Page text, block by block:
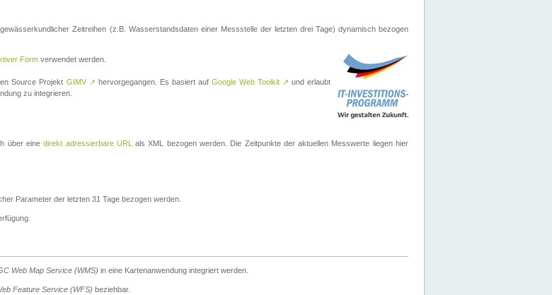
Zeitreihen (z.B. Wasserstandsdaten einer Messstelle der letzten drei Tage) dynamisch bezogen
Form verwendet werden.
Source Projekt GIMV ↗ hervorgegangen. Es basiert auf Google Web Toolkit ↗ und erlaubt
zu integrieren.
über einedirekt adressierbare URL
als XML bezogen werden. Die Zeitpunkte der aktuellen Messwerte liegen hier
Parameter der letzten 31 Tage bezogen werden.
Web Map Service (WMS) in eine Kartenanwendung integriert werden.
Feature Service (WFS) beziehbar.